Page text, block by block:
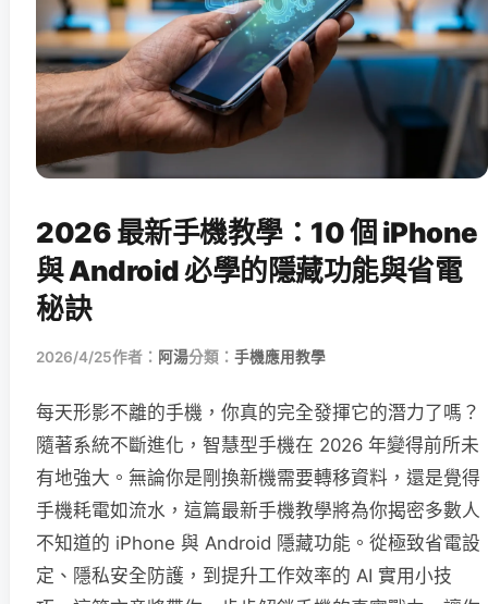
2026 最新手機教學：10 個 iPhone
與 Android 必學的隱藏功能與省電
秘訣
2026/4/25作者： 阿湯分類： 手機應用教學
每天形影不離的手機，你真的完全發揮它的潛力了嗎？
隨著系統不斷進化，智慧型手機在 2026 年變得前所未
有地強大。無論你是剛換新機需要轉移資料，還是覺得
手機耗電如流水，這篇最新手機教學將為你揭密多數人
不知道的 iPhone 與 Android 隱藏功能。從極致省電設
定、隱私安全防護，到提升工作效率的 AI 實用小技